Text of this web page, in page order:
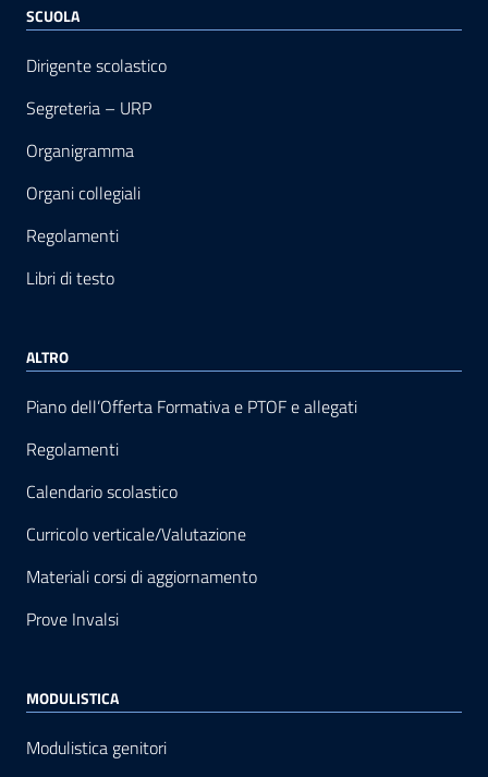
SCUOLA
Dirigente scolastico
Segreteria – URP
Organigramma
Organi collegiali
Regolamenti
Libri di testo
ALTRO
Piano dell’Offerta Formativa e PTOF e allegati
Regolamenti
Calendario scolastico
Curricolo verticale/Valutazione
Materiali corsi di aggiornamento
Prove Invalsi
MODULISTICA
Modulistica genitori